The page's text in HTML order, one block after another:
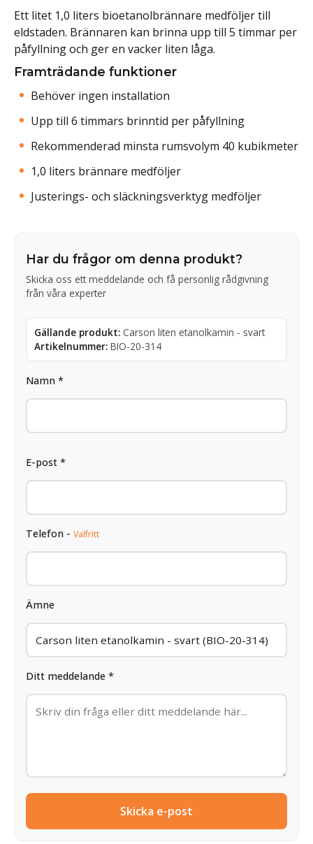
Ett litet 1,0 liters bioetanolbrännare medföljer till
eldstaden. Brännaren kan brinna upp till 5 timmar per
påfyllning och ger en vacker liten låga.
Framträdande funktioner
Behöver ingen installation
Upp till 6 timmars brinntid per påfyllning
Rekommenderad minsta rumsvolym 40 kubikmeter
1,0 liters brännare medföljer
Justerings- och släckningsverktyg medföljer
Har du frågor om denna produkt?
Skicka oss ett meddelande och få personlig rådgivning
från våra experter
Gällande produkt: Carson liten etanolkamin - svart
Artikelnummer: BIO-20-314
Namn *
E-post *
Telefon - Valfritt
Ämne
Ditt meddelande *
Skicka e-post